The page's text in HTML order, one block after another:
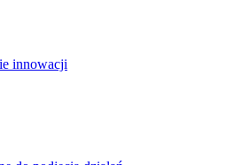
innowacji